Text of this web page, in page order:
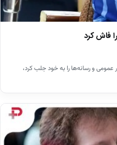
فاش کرد
عمومی و رسانه‌ها را به خود جلب کرد،